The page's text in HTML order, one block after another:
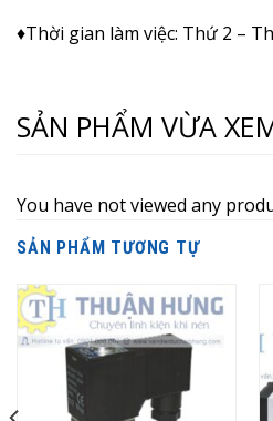
♦Thời gian làm việc: Thứ 2 –
SẢN PHẨM VỪA
You have not viewed any
SẢN PHẨM TƯƠNG TỰ